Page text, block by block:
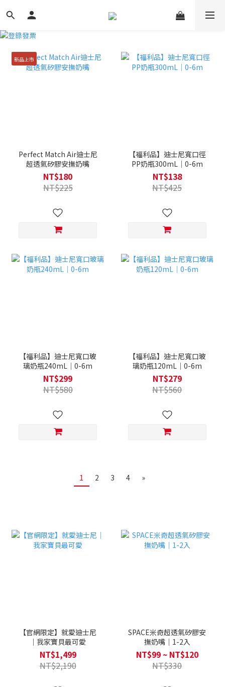
新品上市
Perfect Match Air迪士尼
超透氣矽膠安撫奶嘴
NT$180
NT$225
【福利品】迪士尼寬口徑
PP奶瓶300mL｜0-6m
NT$138
NT$425
【福利品】迪士尼寬口玻
璃奶瓶240mL｜0-6m
NT$299
NT$580
【福利品】迪士尼寬口玻
璃奶瓶120mL｜0-6m
NT$279
NT$560
1 2 3 4 »
【官網限定】就愛迪士尼
｜我家寶貝最可愛
NT$1,499
NT$2,190
SPACE米奇超透氣矽膠安
撫奶嘴｜1-2入
NT$99 ~ NT$120
NT$330